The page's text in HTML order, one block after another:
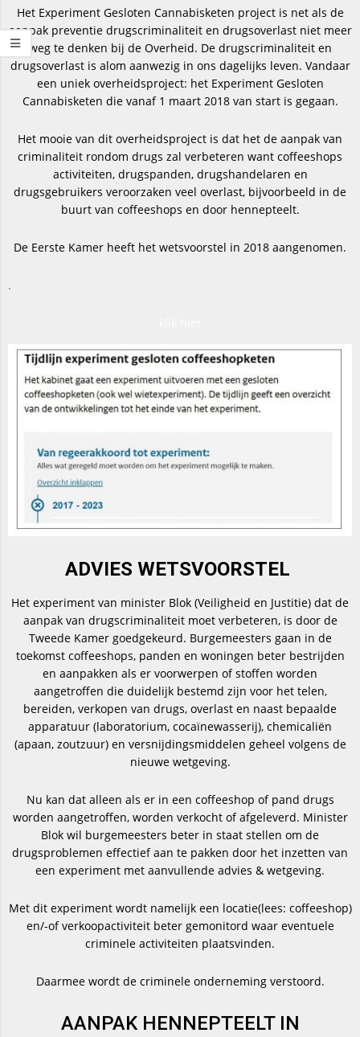
Het Experiment Gesloten Cannabisketen project is net als de
aanpak preventie drugscriminaliteit en drugsoverlast niet meer
weg te denken bij de Overheid. De drugscriminaliteit en
drugsoverlast is alom aanwezig in ons dagelijks leven. Vandaar
een uniek overheidsproject: het Experiment Gesloten
Cannabisketen die vanaf 1 maart 2018 van start is gegaan.
Het mooie van dit overheidsproject is dat het de aanpak van
criminaliteit rondom drugs zal verbeteren want coffeeshops
activiteiten, drugspanden, drugshandelaren en
drugsgebruikers veroorzaken veel overlast, bijvoorbeeld in de
buurt van coffeeshops en door hennepteelt.
De Eerste Kamer heeft het wetsvoorstel in 2018 aangenomen.
.
ADVIES WETSVOORSTEL
Het experiment van minister Blok (Veiligheid en Justitie) dat de
aanpak van drugscriminaliteit moet verbeteren, is door de
Tweede Kamer goedgekeurd. Burgemeesters gaan in de
toekomst coffeeshops, panden en woningen beter bestrijden
en aanpakken als er voorwerpen of stoffen worden
aangetroffen die duidelijk bestemd zijn voor het telen,
bereiden, verkopen van drugs, overlast en naast bepaalde
apparatuur (laboratorium, cocaïnewasserij), chemicaliën
(apaan, zoutzuur) en versnijdingsmiddelen geheel volgens de
nieuwe wetgeving.
Nu kan dat alleen als er in een coffeeshop of pand drugs
worden aangetroffen, worden verkocht of afgeleverd. Minister
Blok wil burgemeesters beter in staat stellen om de
drugsproblemen effectief aan te pakken door het inzetten van
een experiment met aanvullende advies & wetgeving.
Met dit experiment wordt namelijk een locatie(lees: coffeeshop)
en/-of verkoopactiviteit beter gemonitord waar eventuele
criminele activiteiten plaatsvinden.
Daarmee wordt de criminele onderneming verstoord.
AANPAK HENNEPTEELT IN